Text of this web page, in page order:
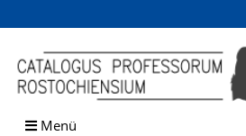
Browsen
direkt zum Inhalt
Menü